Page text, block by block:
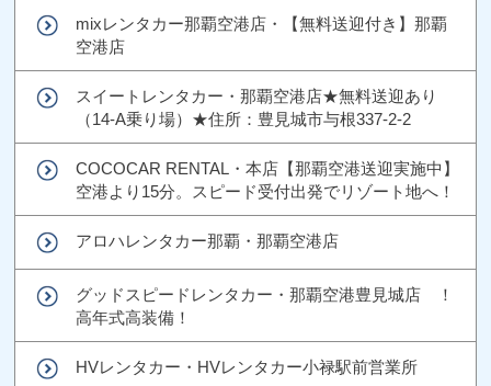
mixレンタカー那覇空港店・【無料送迎付き】那覇
空港店
スイートレンタカー・那覇空港店★無料送迎あり
（14-A乗り場）★住所：豊見城市与根337-2-2
COCOCAR RENTAL・本店【那覇空港送迎実施中】
空港より15分。スピード受付出発でリゾート地へ！
アロハレンタカー那覇・那覇空港店
グッドスピードレンタカー・那覇空港豊見城店 ！
高年式高装備！
HVレンタカー・HVレンタカー小禄駅前営業所